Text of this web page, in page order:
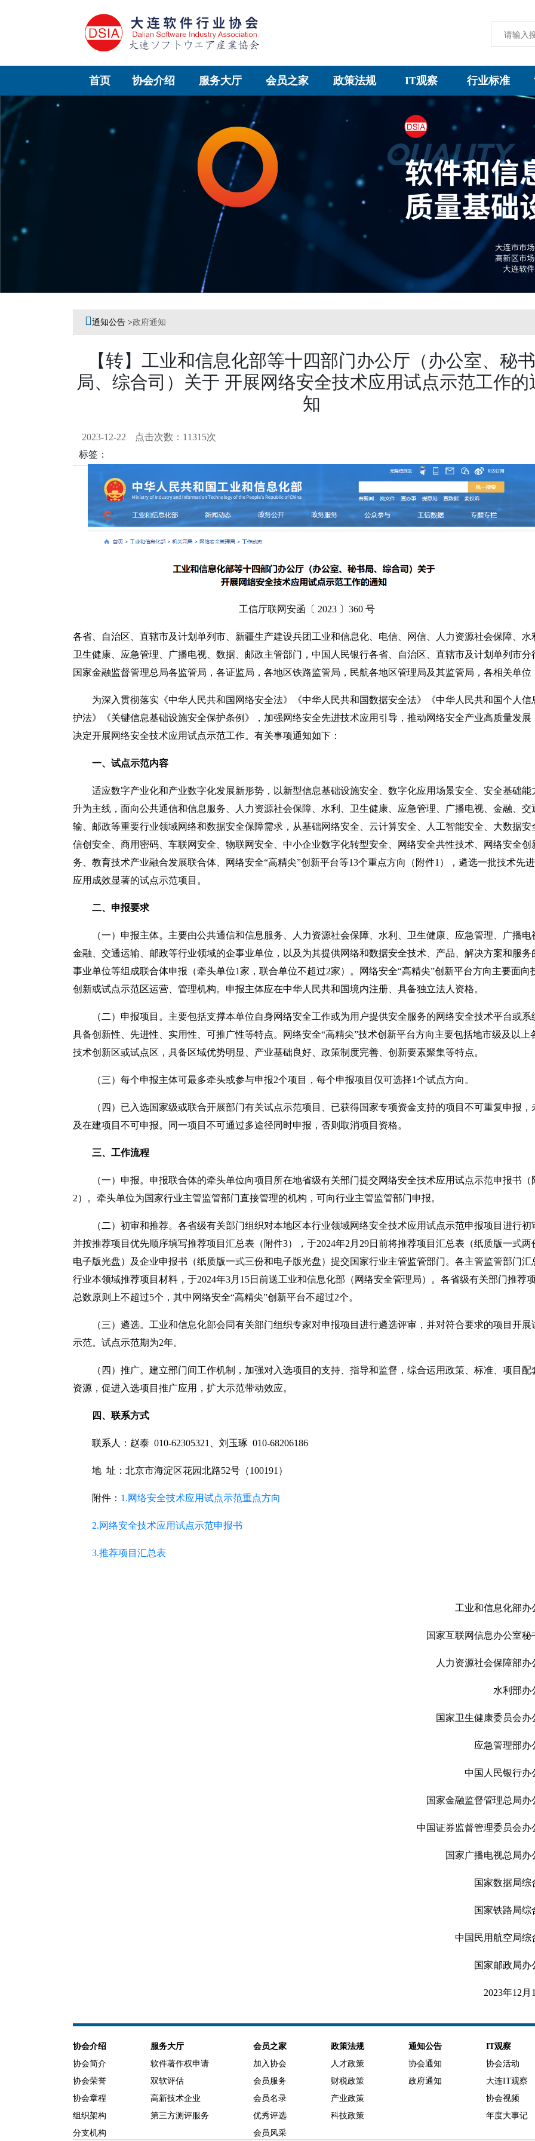
首页 协会介绍 服务大厅 会员之家 政策法规 IT观察 行业标准
通知公告 >政府通知
【转】工业和信息化部等十四部门办公厅（办公室、秘书
局、综合司）关于 开展网络安全技术应用试点示范工作的
知
2023-12-22 点击次数：11315次
标签：
工信厅联网安函〔 2023 〕360 号
各省、自治区、直辖市及计划单列市、新疆生产建设兵团工业和信息化、电信、网信、人力资源社会保障、水
卫生健康、应急管理、广播电视、数据、邮政主管部门，中国人民银行各省、自治区、直辖市及计划单列市分
国家金融监督管理总局各监管局，各证监局，各地区铁路监管局，民航各地区管理局及其监管局，各相关单位
为深入贯彻落实《中华人民共和国网络安全法》《中华人民共和国数据安全法》《中华人民共和国个人信
护法》《关键信息基础设施安全保护条例》，加强网络安全先进技术应用引导，推动网络安全产业高质量发展
决定开展网络安全技术应用试点示范工作。有关事项通知如下：
一、试点示范内容
适应数字产业化和产业数字化发展新形势，以新型信息基础设施安全、数字化应用场景安全、安全基础能
升为主线，面向公共通信和信息服务、人力资源社会保障、水利、卫生健康、应急管理、广播电视、金融、交
输、邮政等重要行业领域网络和数据安全保障需求，从基础网络安全、云计算安全、人工智能安全、大数据安
信创安全、商用密码、车联网安全、物联网安全、中小企业数字化转型安全、网络安全共性技术、网络安全创
务、教育技术产业融合发展联合体、网络安全“高精尖”创新平台等13个重点方向（附件1），遴选一批技术先
应用成效显著的试点示范项目。
二、申报要求
（一）申报主体。主要由公共通信和信息服务、人力资源社会保障、水利、卫生健康、应急管理、广播电
金融、交通运输、邮政等行业领域的企事业单位，以及为其提供网络和数据安全技术、产品、解决方案和服务
事业单位等组成联合体申报（牵头单位1家，联合单位不超过2家）。网络安全“高精尖”创新平台方向主要面向
创新或试点示范区运营、管理机构。申报主体应在中华人民共和国境内注册、具备独立法人资格。
（二）申报项目。主要包括支撑本单位自身网络安全工作或为用户提供安全服务的网络安全技术平台或系
具备创新性、先进性、实用性、可推广性等特点。网络安全“高精尖”技术创新平台方向主要包括地市级及以上
技术创新区或试点区，具备区域优势明显、产业基础良好、政策制度完善、创新要素聚集等特点。
（三）每个申报主体可最多牵头或参与申报2个项目，每个申报项目仅可选择1个试点方向。
（四）已入选国家级或联合开展部门有关试点示范项目、已获得国家专项资金支持的项目不可重复申报，
及在建项目不可申报。同一项目不可通过多途径同时申报，否则取消项目资格。
三、工作流程
（一）申报。申报联合体的牵头单位向项目所在地省级有关部门提交网络安全技术应用试点示范申报书（
2）。牵头单位为国家行业主管监管部门直接管理的机构，可向行业主管监管部门申报。
（二）初审和推荐。各省级有关部门组织对本地区本行业领域网络安全技术应用试点示范申报项目进行初
并按推荐项目优先顺序填写推荐项目汇总表（附件3），于2024年2月29日前将推荐项目汇总表（纸质版一式两
电子版光盘）及企业申报书（纸质版一式三份和电子版光盘）提交国家行业主管监管部门。各主管监管部门汇
行业本领域推荐项目材料，于2024年3月15日前送工业和信息化部（网络安全管理局）。各省级有关部门推荐
总数原则上不超过5个，其中网络安全“高精尖”创新平台不超过2个。
（三）遴选。工业和信息化部会同有关部门组织专家对申报项目进行遴选评审，并对符合要求的项目开展
示范。试点示范期为2年。
（四）推广。建立部门间工作机制，加强对入选项目的支持、指导和监督，综合运用政策、标准、项目配
资源，促进入选项目推广应用，扩大示范带动效应。
四、联系方式
联系人：赵泰 010-62305321、刘玉琢 010-68206186
地 址：北京市海淀区花园北路52号（100191）
附件： 1.网络安全技术应用试点示范重点方向
2.网络安全技术应用试点示范申报书
3.推荐项目汇总表
工业和信息化部办
国家互联网信息办公室秘
人力资源社会保障部办
水利部办
国家卫生健康委员会办
应急管理部办
中国人民银行办
国家金融监督管理总局办
中国证券监督管理委员会办
国家广播电视总局办
国家数据局综
国家铁路局综
中国民用航空局综
国家邮政局办
2023年12月
协会介绍
协会简介
协会荣誉
协会章程
组织架构
分支机构
服务大厅
软件著作权申请
双软评估
高新技术企业
第三方测评服务
会员之家
加入协会
会员服务
会员名录
优秀评选
会员风采
政策法规
人才政策
财税政策
产业政策
科技政策
通知公告
协会通知
政府通知
IT观察
协会活动
大连IT观察
协会视频
年度大事记